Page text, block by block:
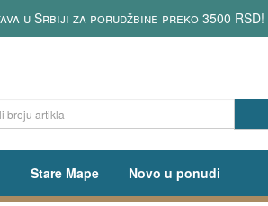
u Srbiji za porudžbine preko 3500 RSD!
Stare Mape Novo u ponudi